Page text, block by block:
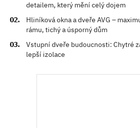
detailem, který mění celý dojem
Hliníková okna a dveře AVG –
rámu, tichý a úsporný dům
Vstupní dveře budoucnosti: Chytré
lepší izolace